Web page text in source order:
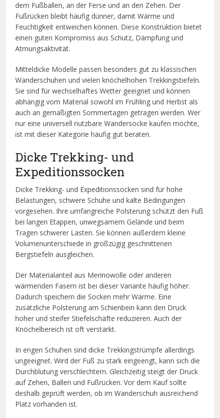
dem Fußballen, an der Ferse und an den Zehen. Der
Fußrücken bleibt häufig dünner, damit Wärme und
Feuchtigkeit entweichen können. Diese Konstruktion bietet
einen guten Kompromiss aus Schutz, Dämpfung und
Atmungsaktivität.
Mitteldicke Modelle passen besonders gut zu klassischen
Wanderschuhen und vielen knöchelhohen Trekkingstiefeln.
Sie sind für wechselhaftes Wetter geeignet und können
abhängig vom Material sowohl im Frühling und Herbst als
auch an gemäßigten Sommertagen getragen werden. Wer
nur eine universell nutzbare Wandersocke kaufen möchte,
ist mit dieser Kategorie häufig gut beraten.
Dicke Trekking- und
Expeditionssocken
Dicke Trekking- und Expeditionssocken sind für hohe
Belastungen, schwere Schuhe und kalte Bedingungen
vorgesehen. Ihre umfangreiche Polsterung schützt den Fuß
bei langen Etappen, unwegsamem Gelände und beim
Tragen schwerer Lasten. Sie können außerdem kleine
Volumenunterschiede in großzügig geschnittenen
Bergstiefeln ausgleichen.
Der Materialanteil aus Merinowolle oder anderen
wärmenden Fasern ist bei dieser Variante häufig höher.
Dadurch speichern die Socken mehr Wärme. Eine
zusätzliche Polsterung am Schienbein kann den Druck
hoher und steifer Stiefelschäfte reduzieren. Auch der
Knöchelbereich ist oft verstärkt.
In engen Schuhen sind dicke Trekkingstrümpfe allerdings
ungeeignet. Wird der Fuß zu stark eingeengt, kann sich die
Durchblutung verschlechtern. Gleichzeitig steigt der Druck
auf Zehen, Ballen und Fußrücken. Vor dem Kauf sollte
deshalb geprüft werden, ob im Wanderschuh ausreichend
Platz vorhanden ist.